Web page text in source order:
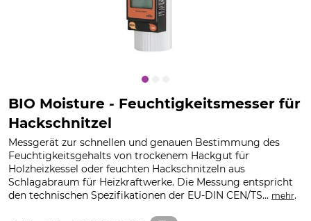
BIO Moisture - Feuchtigkeitsmesser für
Hackschnitzel
Messgerät zur schnellen und genauen Bestimmung des
Feuchtigkeitsgehalts von trockenem Hackgut für
Holzheizkessel oder feuchten Hackschnitzeln aus
Schlagabraum für Heizkraftwerke. Die Messung entspricht
den technischen Spezifikationen der EU-DIN CEN/TS... mehr.